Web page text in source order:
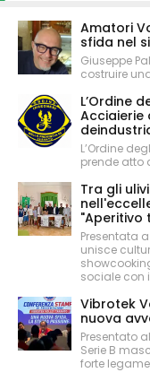
Amatori
sfida nel
Giuseppe
costruire
L’Ordine
Acciaierie
L’Ordine
prende atto
Tra gli
"Aperitivo
Presentata
unisce
sociale con
Vibrotek
nuova
Presentato
Serie B
forte